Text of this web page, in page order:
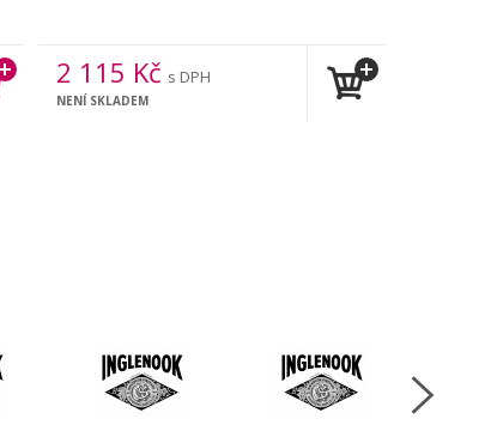
2 115 Kč s DPH
NENÍ SKLADEM